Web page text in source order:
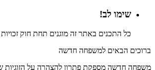
שימו לב!
כל התכנים באתר זה מוגנים תחת חוק
ברוכים הבאים למשפחה חדשה
משפחה חדשה מספקת פתרון להצהרה על הזוגיות